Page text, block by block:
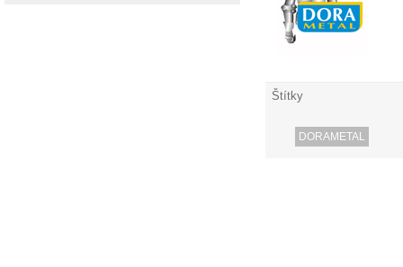
Štítky
DORAMETAL